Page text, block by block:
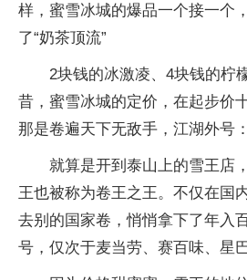
样，蜜雪冰城的爆品一个接一个
了“奶茶顶流”
2块钱的冰激凌、4块钱的柠
昔，蜜雪冰城的定价，在起步价
那是卷遍天下无敌手，江湖外号
就算是开到泰山上的雪王店
王也被称为卷王之王。不仅在国
去别的国家卷，悄悄拿下了年入
号，仅次于麦当劳、赛百味、星